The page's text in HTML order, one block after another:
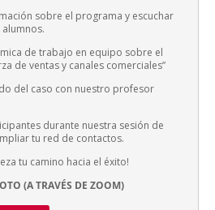
sobre el programa y escuchar
de trabajo en equipo sobre el
de ventas y canales comerciales”
del caso con nuestro profesor
durante nuestra sesión de
tu red de contactos.
tu camino hacia el éxito!
(A TRAVÉS DE ZOOM)